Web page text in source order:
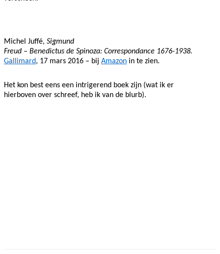
Michel Juffé, Sigmund
Freud – Benedictus de Spinoza: Correspondance 1676-1938.
Gallimard, 17 mars 2016 – bij Amazon in te zien.
Het kon best eens een intrigerend boek zijn (wat ik er
hierboven over schreef, heb ik van de blurb).